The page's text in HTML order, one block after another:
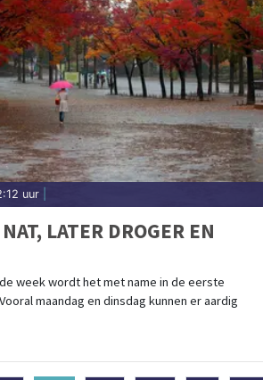
uur
LATER DROGER EN
week wordt het met name in de eerste
maandag en dinsdag kunnen er aardig